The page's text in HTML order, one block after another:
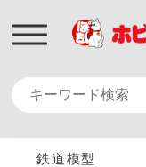
鉄道模型